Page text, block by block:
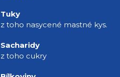
Tuky
z toho nasycené mastné kys.
Sacharidy
z toho cukry